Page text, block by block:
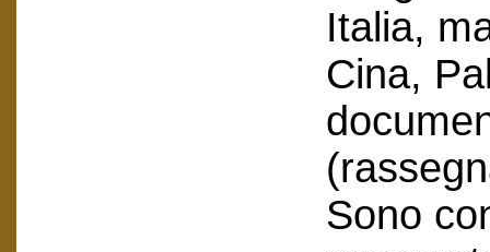
Italia,
Cina,
Sono